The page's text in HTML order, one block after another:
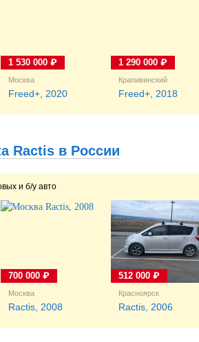
Москва
Freed+, 2020
1 530 000 ₽
Крапивинский
Freed+, 2018
1 290 000 ₽
Ractis в России
и б/у авто
Москва
Ractis, 2008
700 000 ₽
Красноярск
Ractis, 2006
512 000 ₽